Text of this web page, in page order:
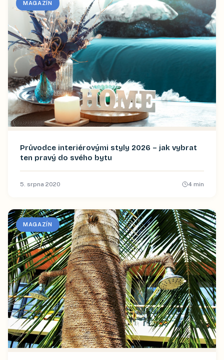
MAGAZÍN
Průvodce interiérovými styly 2026 – jak vybrat
ten pravý do svého bytu
5. srpna 2020 4 min
MAGAZÍN